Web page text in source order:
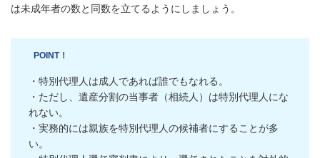
は未成年者の数と同数を立てるようにしましょう。
POINT！
・特別代理人は成人であれば誰でもなれる。
・ただし、遺産分割の当事者（相続人）は特別代理人にな
れない。
・実務的には親族を特別代理人の候補者にすることが多
い。